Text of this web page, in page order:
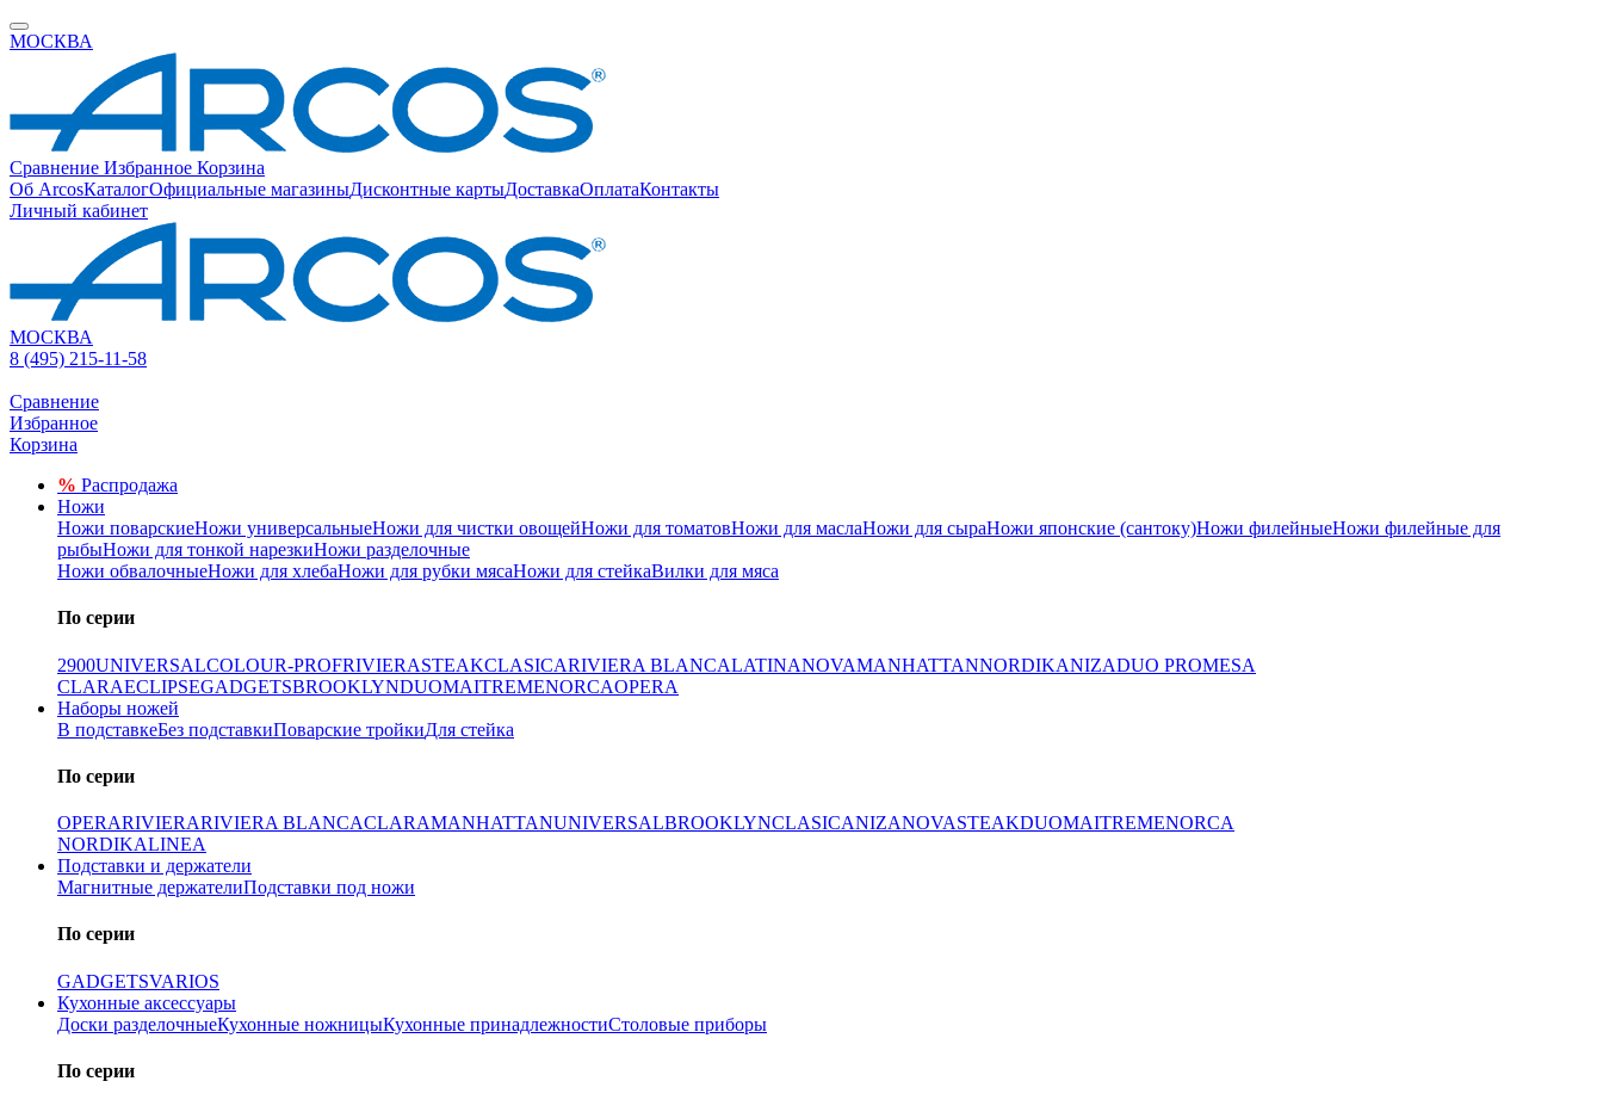
МОСКВА
Сравнение Избранное Корзина
Об ArcosКаталогОфициальные магазиныДисконтные картыДоставкаОплатаКонтакты
Личный кабинет
МОСКВА
8 (495) 215-11-58
Сравнение
Избранное
Корзина
% Распродажа
Ножи
Ножи поварскиеНожи универсальныеНожи для чистки овощейНожи для томатовНожи для маслаНожи для сыраНожи японские (сантоку)Ножи филейныеНожи филейные для
рыбыНожи для тонкой нарезкиНожи разделочные
Ножи обвалочныеНожи для хлебаНожи для рубки мясаНожи для стейкаВилки для мяса
По серии
2900UNIVERSALCOLOUR-PROFRIVIERASTEAKCLASICARIVIERA BLANCALATINANOVAMANHATTANNORDIKANIZADUO PROMESA
CLARAECLIPSEGADGETSBROOKLYNDUOMAITREMENORCAOPERA
Наборы ножей
В подставкеБез подставкиПоварские тройкиДля стейка
По серии
OPERARIVIERARIVIERA BLANCACLARAMANHATTANUNIVERSALBROOKLYNCLASICANIZANOVASTEAKDUOMAITREMENORCA
NORDIKALINEA
Подставки и держатели
Магнитные держателиПодставки под ножи
По серии
GADGETSVARIOS
Кухонные аксессуары
Доски разделочныеКухонные ножницыКухонные принадлежностиСтоловые приборы
По серии